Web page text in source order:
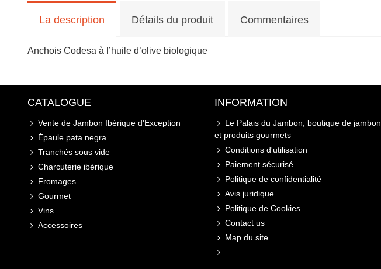
La description Détails du produit Commentaires
Anchois Codesa à l’huile d’olive biologique
CATALOGUE
Vente de Jambon Ibérique d'Exception
Épaule pata negra
Tranchés sous vide
Charcuterie ibérique
Fromages
Gourmet
Vins
Accessoires
INFORMATION
Le Palais du Jambon, boutique de jambon
et produits gourmets
Conditions d'utilisation
Paiement sécurisé
Politique de confidentialité
Avis juridique
Politique de Cookies
Contact us
Map du site